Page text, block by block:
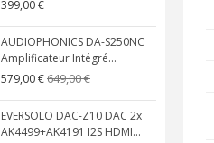
399,00 €
AUDIOPHONICS DA-S250NC
Amplificateur Intégré...
579,00 €649,00 €
EVERSOLO DAC-Z10 DAC 2x
AK4499+AK4191 I2S HDMI...